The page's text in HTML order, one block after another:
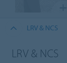
LRV & NCS
LRV & NCS